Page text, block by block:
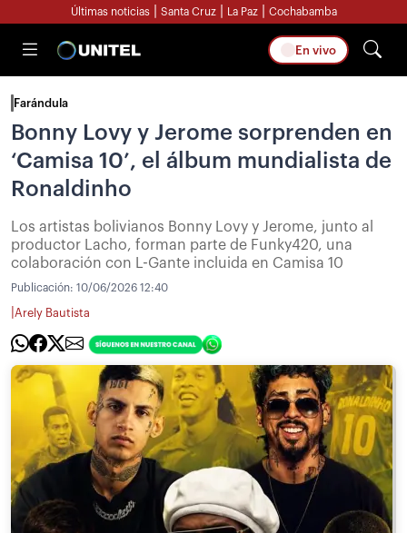
Últimas noticias Santa Cruz La Paz Cochabamba
En vivo
Farándula
Bonny Lovy y Jerome sorprenden en
‘Camisa 10’, el álbum mundialista de
Ronaldinho
Los artistas bolivianos Bonny Lovy y Jerome, junto al
productor Lacho, forman parte de Funky420, una
colaboración con L-Gante incluida en Camisa 10
Publicación: 10/06/2026 12:40
Arely Bautista